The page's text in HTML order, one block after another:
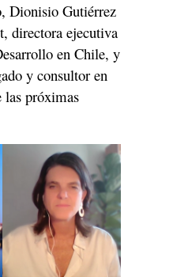
Dionisio Gutiérrez
directora ejecutiva
en Chile, y
y consultor en
próximas